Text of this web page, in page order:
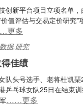
新平台项目立项名单
值评估与交易定价研究”
更多
据,研究
佳绩
头号选手、老将杜凯
乒乓球女队25日在结束
……更多